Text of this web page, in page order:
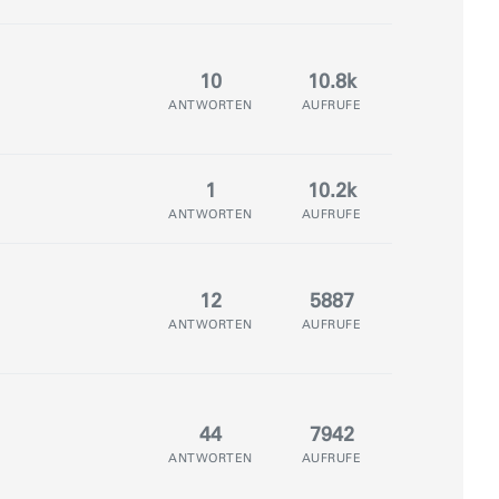
10
ANTWORTEN
10.8k
AUFRUFE
1
ANTWORTEN
10.2k
AUFRUFE
12
ANTWORTEN
5887
AUFRUFE
44
ANTWORTEN
7942
AUFRUFE